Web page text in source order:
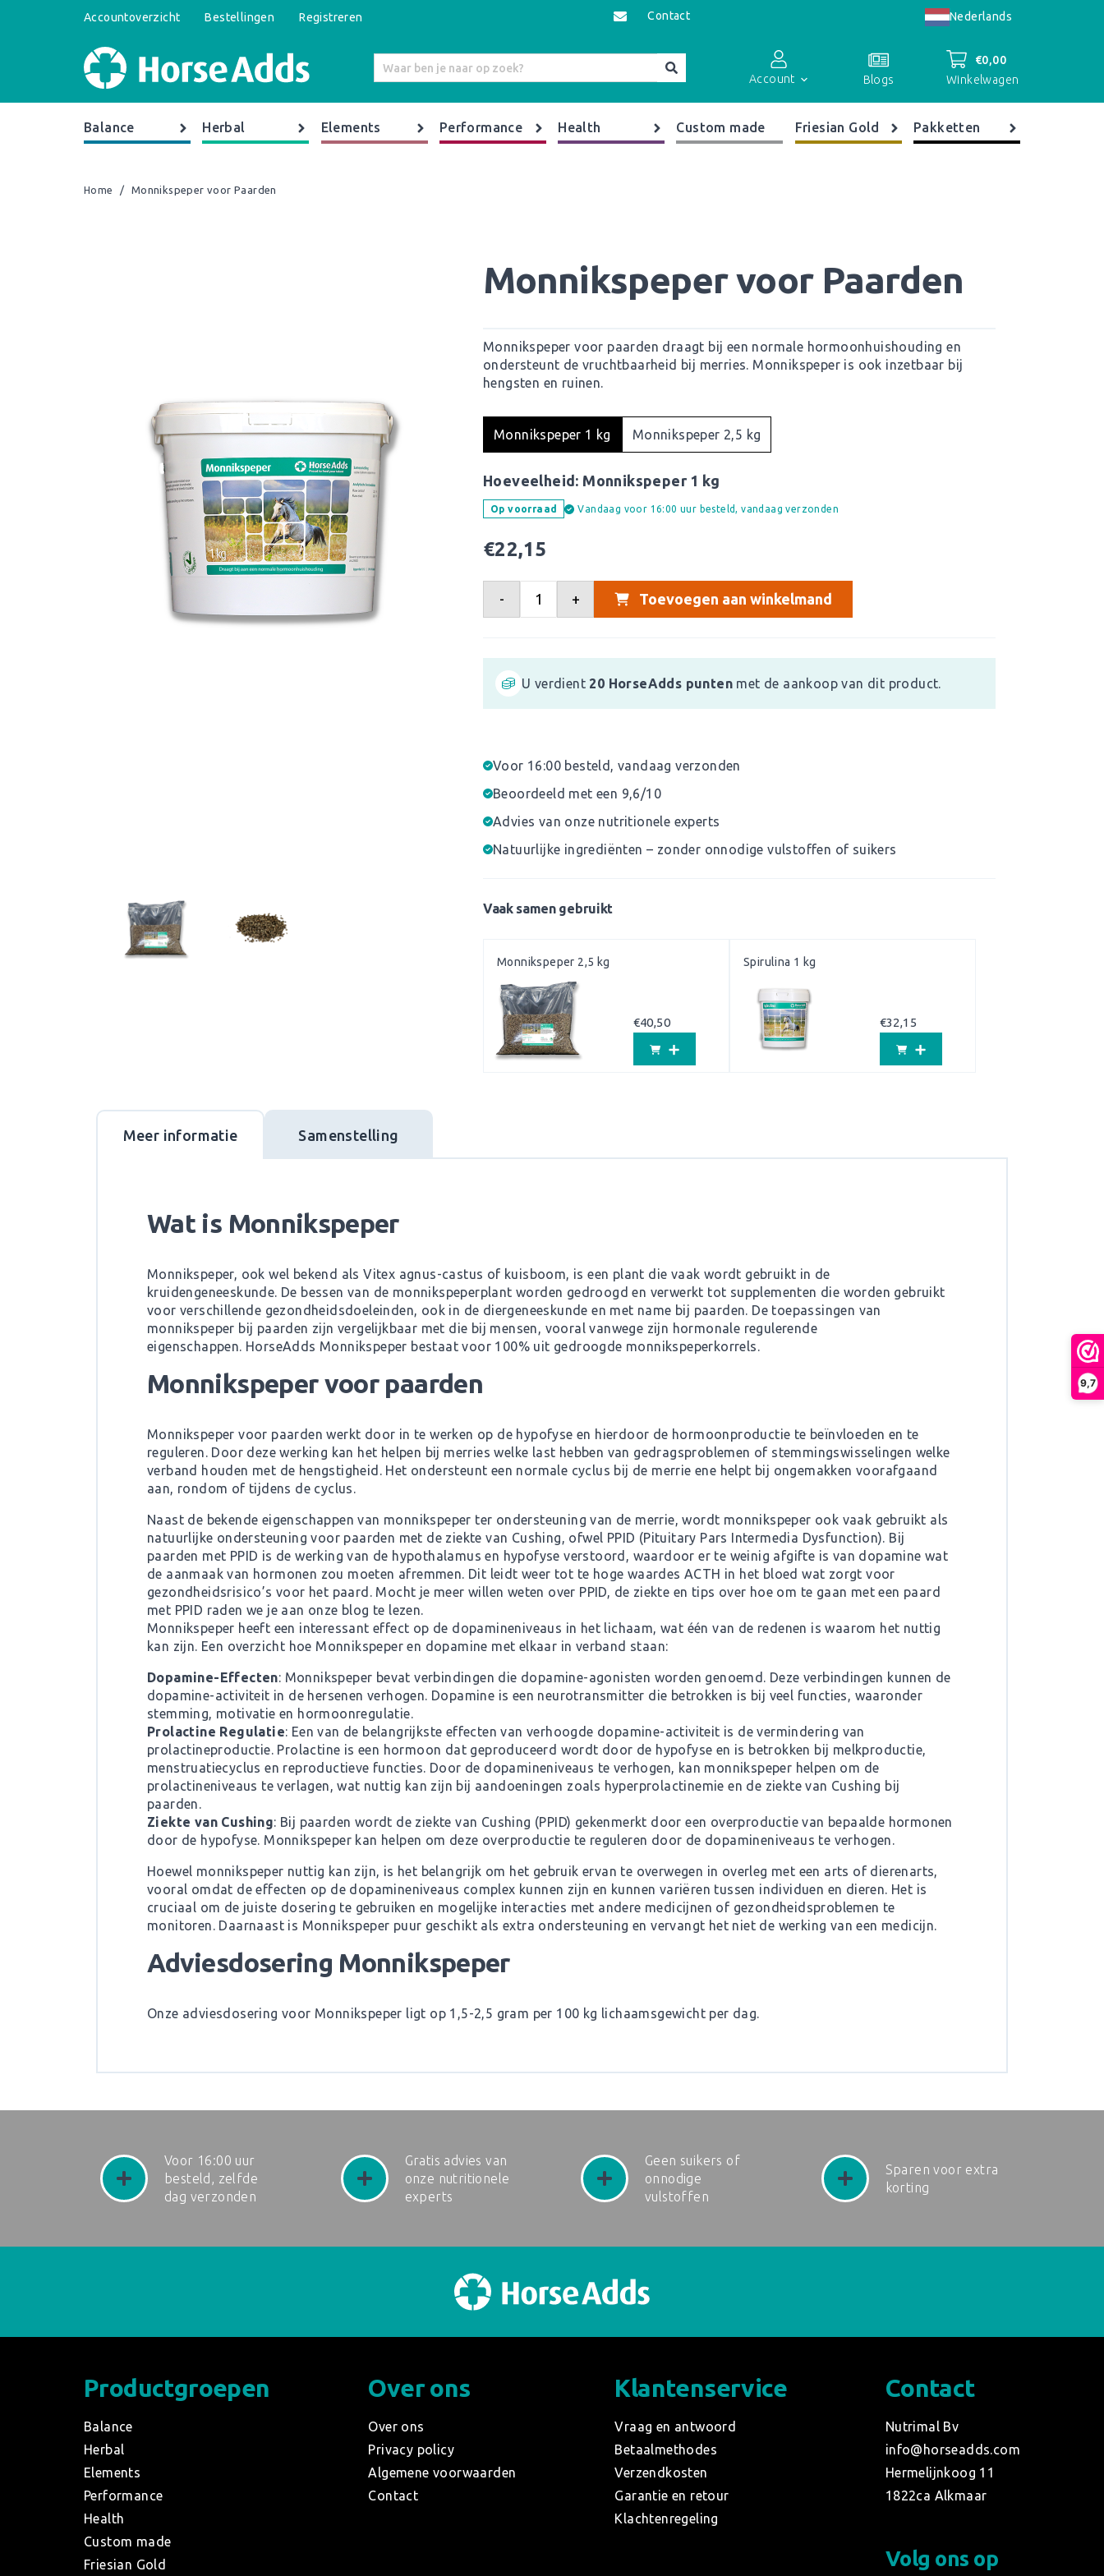
9,7
Accountoverzicht Bestellingen Registreren Contact Nederlands
Account Blogs
€0,00
Winkelwagen
Balance Herbal Elements Performance Health Custom made Friesian Gold Pakketten
Home / Monnikspeper voor Paarden
Monnikspeper voor Paarden
Monnikspeper voor paarden draagt bij een normale hormoonhuishouding en
ondersteunt de vruchtbaarheid bij merries. Monnikspeper is ook inzetbaar bij
hengsten en ruinen.
Monnikspeper 1 kg Monnikspeper 2,5 kg
Hoeveelheid: Monnikspeper 1 kg
Op voorraad Vandaag voor 16:00 uur besteld, vandaag verzonden
€22,15
- + Toevoegen aan winkelmand
U verdient 20 HorseAdds punten met de aankoop van dit product.
Voor 16:00 besteld, vandaag verzonden
Beoordeeld met een 9,6/10
Advies van onze nutritionele experts
Natuurlijke ingrediënten – zonder onnodige vulstoffen of suikers
Vaak samen gebruikt
Monnikspeper 2,5 kg
€40,50
Spirulina 1 kg
€32,15
Meer informatie Samenstelling
Wat is Monnikspeper
Monnikspeper, ook wel bekend als Vitex agnus-castus of kuisboom, is een plant die vaak wordt gebruikt in de
kruidengeneeskunde. De bessen van de monnikspeperplant worden gedroogd en verwerkt tot supplementen die worden gebruikt
voor verschillende gezondheidsdoeleinden, ook in de diergeneeskunde en met name bij paarden. De toepassingen van
monnikspeper bij paarden zijn vergelijkbaar met die bij mensen, vooral vanwege zijn hormonale regulerende
eigenschappen. HorseAdds Monnikspeper bestaat voor 100% uit gedroogde monnikspeperkorrels.
Monnikspeper voor paarden
Monnikspeper voor paarden werkt door in te werken op de hypofyse en hierdoor de hormoonproductie te beïnvloeden en te
reguleren. Door deze werking kan het helpen bij merries welke last hebben van gedragsproblemen of stemmingswisselingen welke
verband houden met de hengstigheid. Het ondersteunt een normale cyclus bij de merrie ene helpt bij ongemakken voorafgaand
aan, rondom of tijdens de cyclus.
Naast de bekende eigenschappen van monnikspeper ter ondersteuning van de merrie, wordt monnikspeper ook vaak gebruikt als
natuurlijke ondersteuning voor paarden met de ziekte van Cushing, ofwel PPID (Pituitary Pars Intermedia Dysfunction). Bij
paarden met PPID is de werking van de hypothalamus en hypofyse verstoord, waardoor er te weinig afgifte is van dopamine wat
de aanmaak van hormonen zou moeten afremmen. Dit leidt weer tot te hoge waardes ACTH in het bloed wat zorgt voor
gezondheidsrisico’s voor het paard. Mocht je meer willen weten over PPID, de ziekte en tips over hoe om te gaan met een paard
met PPID raden we je aan onze blog te lezen.
Monnikspeper heeft een interessant effect op de dopamineniveaus in het lichaam, wat één van de redenen is waarom het nuttig
kan zijn. Een overzicht hoe Monnikspeper en dopamine met elkaar in verband staan:
Dopamine-Effecten: Monnikspeper bevat verbindingen die dopamine-agonisten worden genoemd. Deze verbindingen kunnen de
dopamine-activiteit in de hersenen verhogen. Dopamine is een neurotransmitter die betrokken is bij veel functies, waaronder
stemming, motivatie en hormoonregulatie.
Prolactine Regulatie: Een van de belangrijkste effecten van verhoogde dopamine-activiteit is de vermindering van
prolactineproductie. Prolactine is een hormoon dat geproduceerd wordt door de hypofyse en is betrokken bij melkproductie,
menstruatiecyclus en reproductieve functies. Door de dopamineniveaus te verhogen, kan monnikspeper helpen om de
prolactineniveaus te verlagen, wat nuttig kan zijn bij aandoeningen zoals hyperprolactinemie en de ziekte van Cushing bij
paarden.
Ziekte van Cushing: Bij paarden wordt de ziekte van Cushing (PPID) gekenmerkt door een overproductie van bepaalde hormonen
door de hypofyse. Monnikspeper kan helpen om deze overproductie te reguleren door de dopamineniveaus te verhogen.
Hoewel monnikspeper nuttig kan zijn, is het belangrijk om het gebruik ervan te overwegen in overleg met een arts of dierenarts,
vooral omdat de effecten op de dopamineniveaus complex kunnen zijn en kunnen variëren tussen individuen en dieren. Het is
cruciaal om de juiste dosering te gebruiken en mogelijke interacties met andere medicijnen of gezondheidsproblemen te
monitoren. Daarnaast is Monnikspeper puur geschikt als extra ondersteuning en vervangt het niet de werking van een medicijn.
Adviesdosering Monnikspeper
Onze adviesdosering voor Monnikspeper ligt op 1,5-2,5 gram per 100 kg lichaamsgewicht per dag.
Voor 16:00 uur
besteld, zelfde
dag verzonden
Gratis advies van
onze nutritionele
experts
Geen suikers of
onnodige
vulstoffen
Sparen voor extra
korting
Productgroepen
Balance
Herbal
Elements
Performance
Health
Custom made
Friesian Gold
Over ons
Over ons
Privacy policy
Algemene voorwaarden
Contact
Klantenservice
Vraag en antwoord
Betaalmethodes
Verzendkosten
Garantie en retour
Klachtenregeling
Contact
Nutrimal Bv
info@horseadds.com
Hermelijnkoog 11
1822ca Alkmaar
Volg ons op